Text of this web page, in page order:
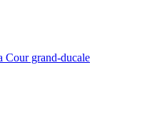
Cour grand-ducale